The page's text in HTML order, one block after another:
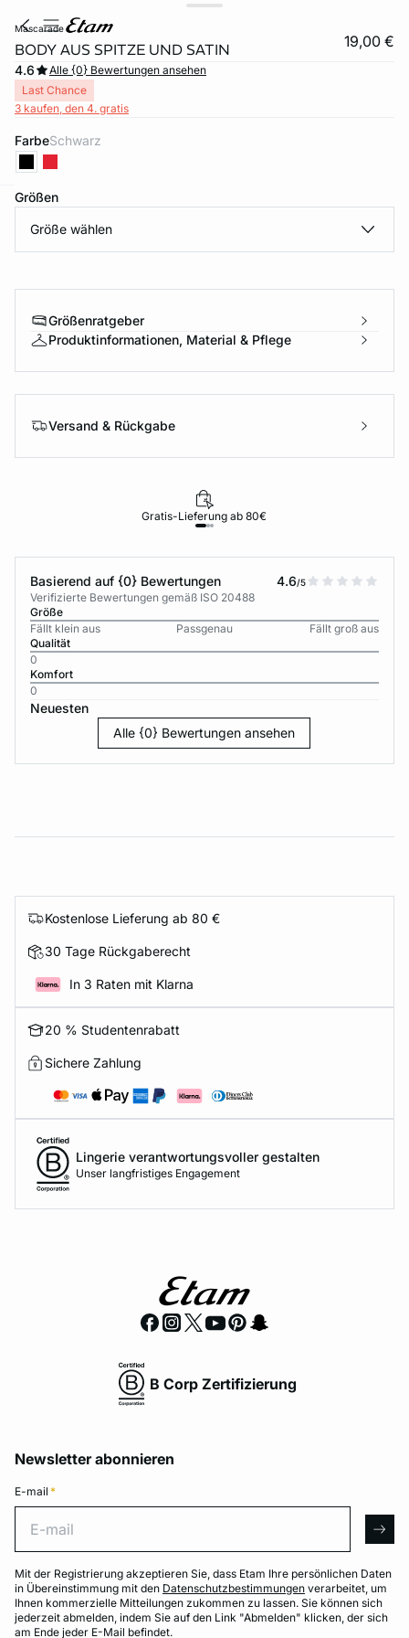
mascarade
BODY AUS SPITZE UND SATIN 19,00 €
4.6
Alle {0} Bewertungen ansehen
Last Chance
3 kaufen, den 4. gratis
Farbe schwarz
Größen
Größe wählen
Größenratgeber
Produktinformationen, Material & Pflege
Versand & Rückgabe
Gratis-Lieferung ab 80€
Basierend auf {0} Bewertungen 4.6/5
Verifizierte Bewertungen gemäß ISO 20488
Größe
Fällt klein aus
Passgenau
Fällt groß aus
Qualität
0
Komfort
0
Neuesten
Alle {0} Bewertungen ansehen
Kostenlose Lieferung ab 80 €
30 Tage Rückgaberecht
In 3 Raten mit Klarna
20 % Studentenrabatt
Sichere Zahlung
Lingerie verantwortungsvoller gestalten
Unser langfristiges Engagement
B Corp Zertifizierung
Newsletter abonnieren
E-mail *
Mit der Registrierung akzeptieren Sie, dass Etam Ihre persönlichen Daten
in Übereinstimmung mit den Datenschutzbestimmungen verarbeitet, um
Ihnen kommerzielle Mitteilungen zukommen zu lassen. Sie können sich
jederzeit abmelden, indem Sie auf den Link "Abmelden" klicken, der sich
am Ende jeder E-Mail befindet.